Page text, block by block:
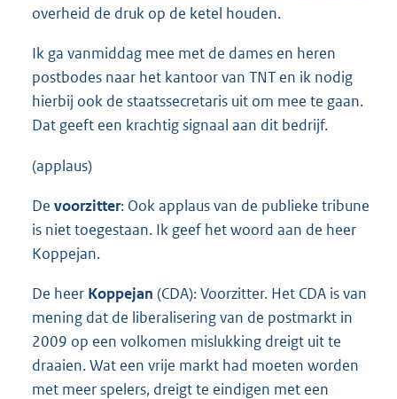
overheid de druk op de ketel houden.
Ik ga vanmiddag mee met de dames en heren
postbodes naar het kantoor van TNT en ik nodig
hierbij ook de staatssecretaris uit om mee te gaan.
Dat geeft een krachtig signaal aan dit bedrijf.
(applaus)
De voorzitter: Ook applaus van de publieke tribune
is niet toegestaan. Ik geef het woord aan de heer
Koppejan.
De heer Koppejan (CDA): Voorzitter. Het CDA is van
mening dat de liberalisering van de postmarkt in
2009 op een volkomen mislukking dreigt uit te
draaien. Wat een vrije markt had moeten worden
met meer spelers, dreigt te eindigen met een